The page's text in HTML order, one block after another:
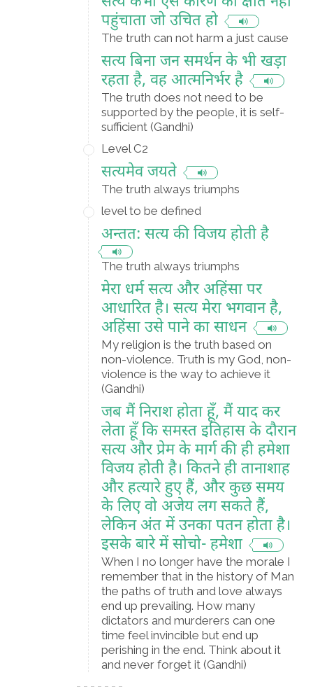
पहुंचाता जो उचित हो
The truth can not harm a just cause
सत्य बिना जन समर्थन के भी खड़ा
रहता है, वह आत्मनिर्भर है
The truth does not need to be
supported by the people, it is self-
sufficient (Gandhi)
Level C2
सत्यमेव जयते
The truth always triumphs
level to be defined
अन्तत: सत्य की विजय होती है
The truth always triumphs
मेरा धर्म सत्य और अहिंसा पर
आधारित है। सत्य मेरा भगवान है,
अहिंसा उसे पाने का साधन
My religion is the truth based on
non-violence. Truth is my God, non-
violence is the way to achieve it
(Gandhi)
जब मैं निराश होता हूँ, मैं याद कर
लेता हूँ कि समस्त इतिहास के दौरान
सत्य और प्रेम के मार्ग की ही हमेशा
विजय होती है। कितने ही तानाशाह
और हत्यारे हुए हैं, और कुछ समय
के लिए वो अजेय लग सकते हैं,
लेकिन अंत में उनका पतन होता है।
इसके बारे में सोचो- हमेशा
When I no longer have the morale I
remember that in the history of Man
the paths of truth and love always
end up prevailing. How many
dictators and murderers can one
time feel invincible but end up
perishing in the end. Think about it
and never forget it (Gandhi)